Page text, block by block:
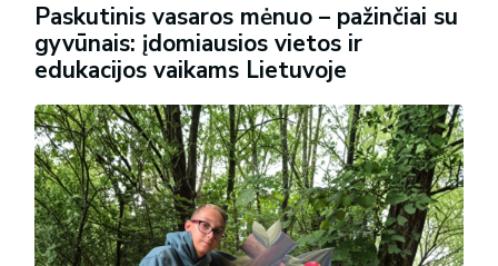
Paskutinis vasaros mėnuo – pažinčiai su
gyvūnais: įdomiausios vietos ir
edukacijos vaikams Lietuvoje